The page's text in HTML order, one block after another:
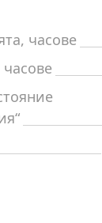
часове